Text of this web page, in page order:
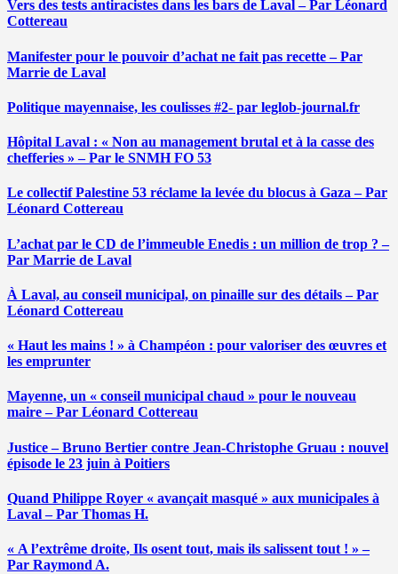
Vers des tests antiracistes dans les bars de Laval – Par Léonard
Cottereau
Manifester pour le pouvoir d’achat ne fait pas recette – Par
Marrie de Laval
Politique mayennaise, les coulisses #2- par leglob-journal.fr
Hôpital Laval : « Non au management brutal et à la casse des
chefferies » – Par le SNMH FO 53
Le collectif Palestine 53 réclame la levée du blocus à Gaza – Par
Léonard Cottereau
L’achat par le CD de l’immeuble Enedis : un million de trop ? –
Par Marrie de Laval
À Laval, au conseil municipal, on pinaille sur des détails – Par
Léonard Cottereau
« Haut les mains ! » à Champéon : pour valoriser des œuvres et
les emprunter
Mayenne, un « conseil municipal chaud » pour le nouveau
maire – Par Léonard Cottereau
Justice – Bruno Bertier contre Jean-Christophe Gruau : nouvel
épisode le 23 juin à Poitiers
Quand Philippe Royer « avançait masqué » aux municipales à
Laval – Par Thomas H.
« A l’extrême droite, Ils osent tout, mais ils salissent tout ! » –
Par Raymond A.